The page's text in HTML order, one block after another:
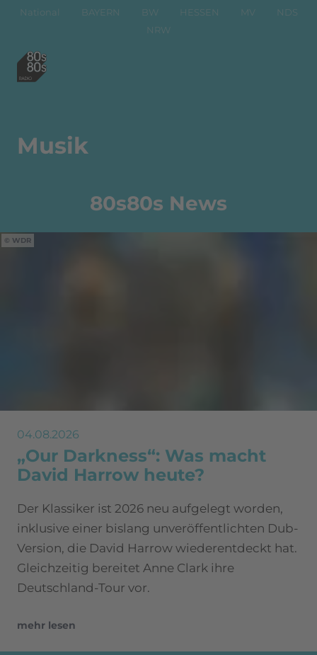
National BAYERN BW HESSEN MV
NDS
NRW
Musik
80s80s News
WDR
04.08.2026
„Our Darkness“: Was macht
David Harrow heute?
Der Klassiker ist 2026 neu aufgelegt worden,
inklusive einer bislang unveröffentlichten Dub-
Version, die David Harrow wiederentdeckt hat.
Gleichzeitig bereitet Anne Clark ihre
Deutschland-Tour vor.
mehr lesen